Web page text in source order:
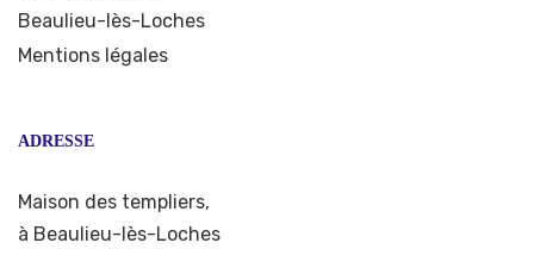
Beaulieu-lès-Loches
Mentions légales
ADRESSE
Maison des templiers,
à Beaulieu-lès-Loches